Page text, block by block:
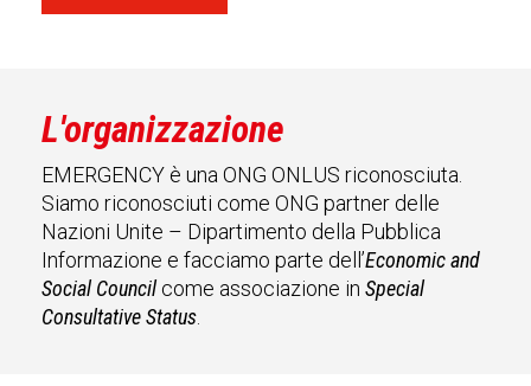
L'organizzazione
EMERGENCY è una ONG ONLUS riconosciuta.
Siamo riconosciuti come ONG partner delle
Nazioni Unite – Dipartimento della Pubblica
Informazione e facciamo parte dell’Economic and
Social Councilcome associazione in Special
Consultative Status.